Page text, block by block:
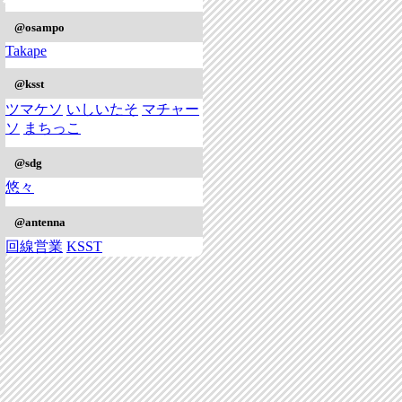
@osampo
Takape
@ksst
ツマケソ いしいたそ マチャー
ソ まちっこ
@sdg
悠々
@antenna
回線営業 KSST